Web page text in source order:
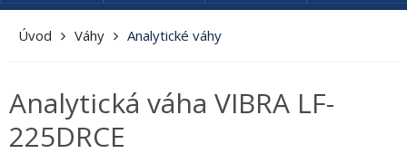
Úvod Váhy Analytické váhy
Analytická váha VIBRA LF-
225DRCE